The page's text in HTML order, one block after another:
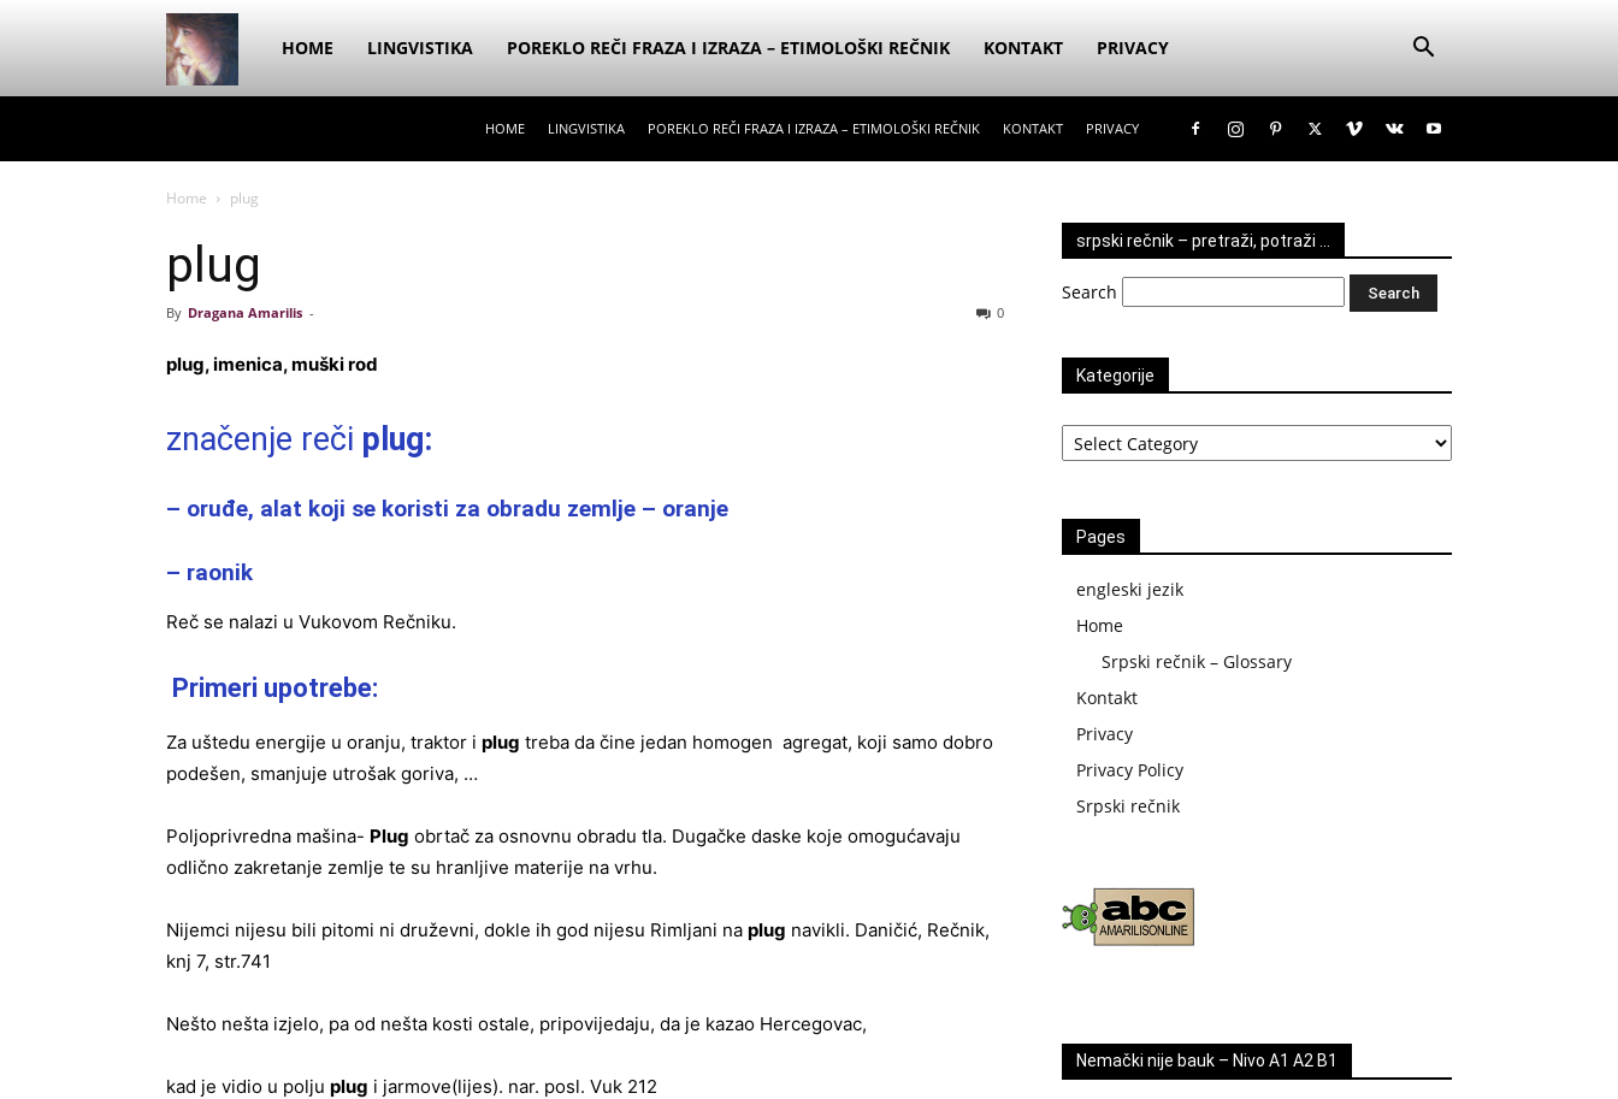
Dragana
HOME LINGVISTIKA POREKLO REČI FRAZA I IZRAZA – ETIMOLOŠKI REČNIK KONTAKT PRIVACY
HOME LINGVISTIKA POREKLO REČI FRAZA I IZRAZA – ETIMOLOŠKI REČNIK KONTAKT PRIVACY
Home plug
plug
By Dragana Amarilis - 0
plug, imenica, muški rod
značenje reči plug:
– oruđe, alat koji se koristi za obradu zemlje – oranje
– raonik
Reč se nalazi u Vukovom Rečniku.
Primeri upotrebe:
Za uštedu energije u oranju, traktor i plug treba da čine jedan homogen agregat, koji samo dobro
podešen, smanjuje utrošak goriva, …
Poljoprivredna mašina- Plug obrtač za osnovnu obradu tla. Dugačke daske koje omogućavaju
odlično zakretanje zemlje te su hranljive materije na vrhu.
Nijemci nijesu bili pitomi ni druževni, dokle ih god nijesu Rimljani na plug navikli. Daničić, Rečnik,
knj 7, str.741
Nešto nešta izjelo, pa od nešta kosti ostale, pripovijedaju, da je kazao Hercegovac,
kad je vidio u polju plug i jarmove(lijes). nar. posl. Vuk 212
srpski rečnik – pretraži, potraži …
Search
Kategorije
Kategorije
Pages
engleski jezik
Home
Srpski rečnik – Glossary
Kontakt
Privacy
Privacy Policy
Srpski rečnik
Nemački nije bauk – Nivo A1 A2 B1